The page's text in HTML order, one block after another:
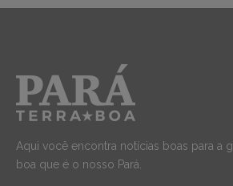
Aqui você encontra notícias boas para a
boa que é o nosso Pará.